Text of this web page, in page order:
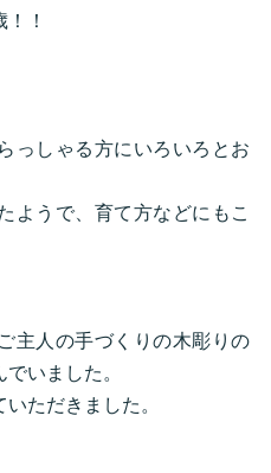
！
っしゃる方にいろいろとお
ようで、育て方などにもこ
主人の手づくりの木彫りの
いました。
ただきました。